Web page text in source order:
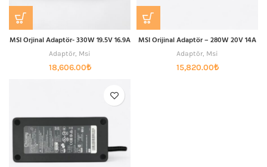
MSI Orjinal Adaptör- 330W 19.5V 16.9A
Adaptör, Msi
18,606.00₺
MSI Orijinal Adaptör – 280W 20V 14A
Adaptör, Msi
15,820.00₺